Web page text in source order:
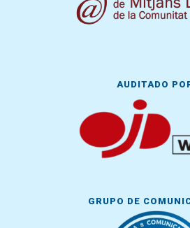
AUDITADO
GRUPO DE